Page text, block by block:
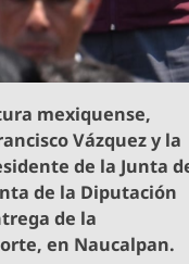
mexiquense,
Vázquez y la
de la Junta
de la Diputación
de la
en Naucalpan.